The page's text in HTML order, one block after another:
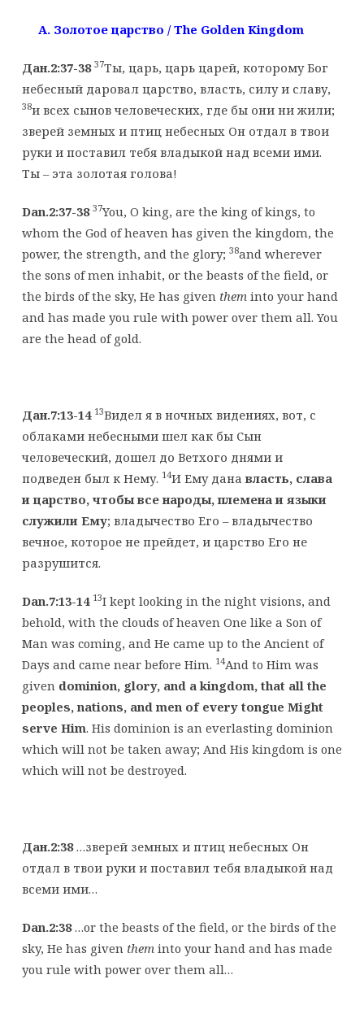
A. Золотоецарство / The Golden Kingdom
Дан.2:37-38 37Ты, царь, царь царей, которому Бог
небесный даровал царство, власть, силу и славу,
38и всех сынов человеческих, где бы они ни жили;
зверей земных и птиц небесных Он отдал в твои
руки и поставил тебя владыкой над всеми ими.
Ты – эта золотая голова!
Dan.2:37-38 37You, O king, are the king of kings, to
whom the God of heaven has given the kingdom, the
power, the strength, and the glory; 38and wherever
the sons of men inhabit, or the beasts of the field, or
the birds of the sky, He has given them into your hand
and has made you rule with power over them all. You
are the head of gold.
Дан.7:13-14 13Видел я в ночных видениях, вот, с
облаками небесными шел как бы Сын
человеческий, дошел до Ветхого днями и
подведен был к Нему. 14И Ему данавласть, слава
и царство, чтобы все народы, племена и языки
служили Ему; владычество Его – владычество
вечное, которое не прейдет, и царство Его не
разрушится.
Dan.7:13-14 13I kept looking in the night visions, and
behold, with the clouds of heaven One like a Son of
Man was coming, and He came up to the Ancient of
Days and came near before Him. 14And to Him was
given dominion, glory, and a kingdom, that all the
peoples, nations, and men of every tongue Might
serve Him. His dominion is an everlasting dominion
which will not be taken away; And His kingdom is one
which will not be destroyed.
Дан.2:38…зверей земных и птиц небесных Он
отдал в твои руки и поставил тебя владыкой над
всеми ими…
Dan.2:38…or the beasts of the field, or the birds of the
sky, He has given them into your hand and has made
you rule with power over them all…